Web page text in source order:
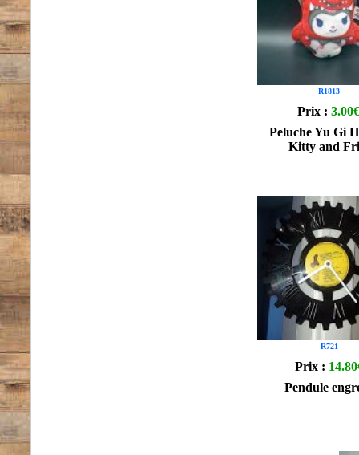
R1813
Prix : 3.00€
Peluche Yu Gi
Kitty and
R721
Prix :
Pendule